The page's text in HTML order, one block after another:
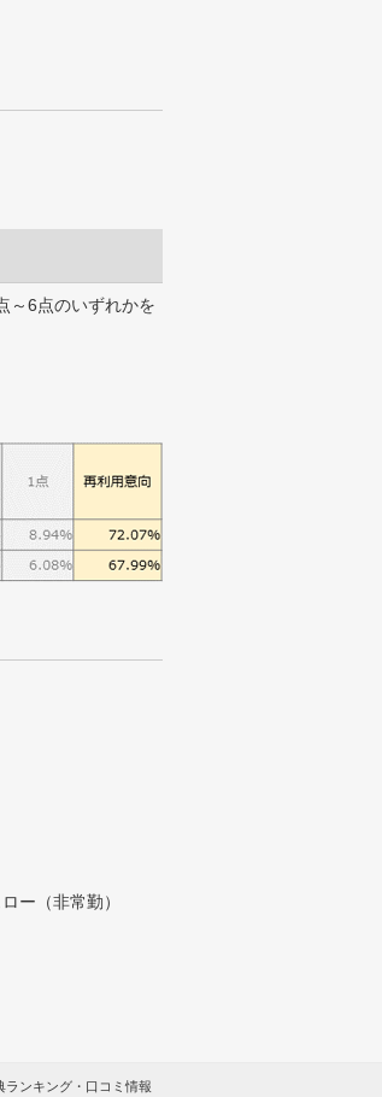
～6点のいずれかを
ー（非常勤）
ンキング・口コミ情報